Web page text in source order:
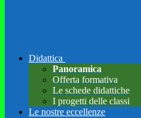
Didattica
Panoramica
Offerta formativa
Le schede didattiche
I progetti delle classi
Le nostre eccellenze